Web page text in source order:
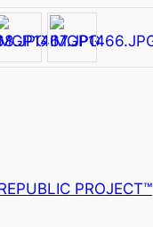
PROJECT™